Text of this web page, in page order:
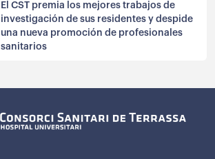
El CST premia los mejores trabajos de
investigación de sus residentes y despide
una nueva promoción de profesionales
sanitarios